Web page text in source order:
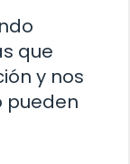
que
y nos
pueden